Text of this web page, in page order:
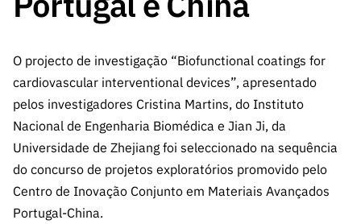
turas
Outros
Apoios
turas
Prémios
Outros
Apoios
Acesso a dados
estatísticos para fins
científicos – Protocolo
INE/DGEEC/FCT
Newsletter
Agenda
Publicações
Media e
Subscrever
Newsletter
Subscrever
Direct Mail
de
Concursos
FCT
Estudos e Planeamento
Estratégico
Documentos de Gestão
Apoios Comunitários
A FCT em
Números
Acreditaç
ão,
Certificaç
ão e
Benefícios
O projecto de investigação “Biofunctional coatings for
cardiovascular interventional devices”, apresentado
pelos investigadores Cristina Martins, do Instituto
Nacional de Engenharia Biomédica e Jian Ji, da
Universidade de Zhejiang foi seleccionado na sequência
do concurso de projetos exploratórios promovido pelo
Centro de Inovação Conjunto em Materiais Avançados
Portugal-China.